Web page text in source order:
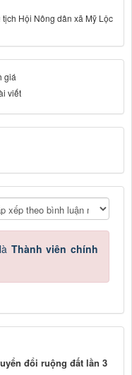
Hội Nông dân xã Mỹ Lộc
giá
viết
Thành viên chính
đổi ruộng đất lần 3